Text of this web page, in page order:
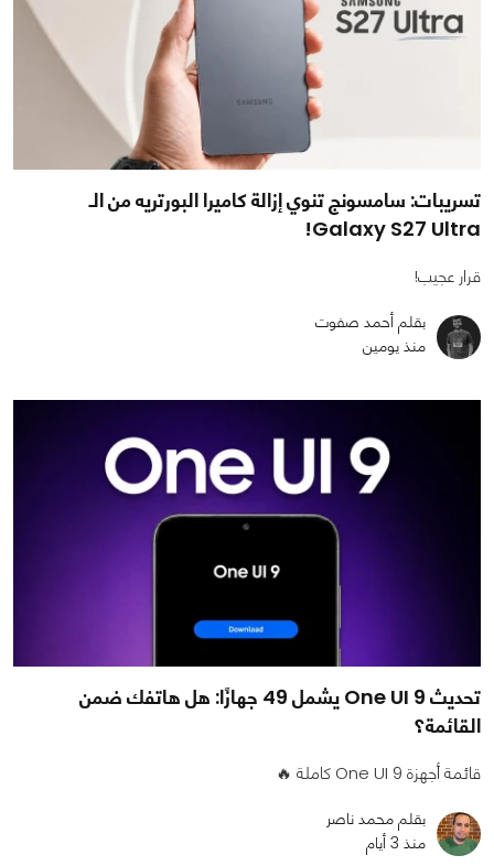
تسريبات: سامسونج تنوي إزالة كاميرا البورتريه من الـ
Galaxy S27 Ultra!
قرار عجيب!
بقلم أحمد صفوت
منذ يومين
تحديث One UI 9 يشمل 49 جهازًا: هل هاتفك ضمن
القائمة؟
قائمة أجهزة One UI 9 كاملة 🔥
بقلم محمد ناصر
منذ 3 أيام